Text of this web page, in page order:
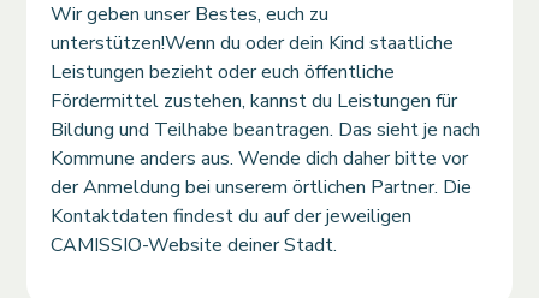
Wir geben unser Bestes, euch zu
unterstützen!Wenn du oder dein Kind staatliche
Leistungen bezieht oder euch öffentliche
Fördermittel zustehen, kannst du Leistungen für
Bildung und Teilhabe beantragen. Das sieht je nach
Kommune anders aus. Wende dich daher bitte vor
der Anmeldung bei unserem örtlichen Partner. Die
Kontaktdaten findest du auf der jeweiligen
CAMISSIO-Website deiner Stadt.